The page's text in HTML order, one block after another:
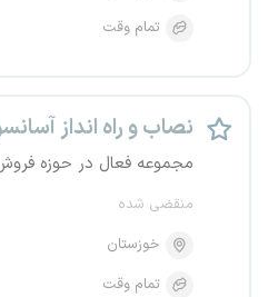
تمام وقت
نصاب و راه انداز
مجموعه فعال در حوزه
منقضی شده
خوزستان
تمام وقت